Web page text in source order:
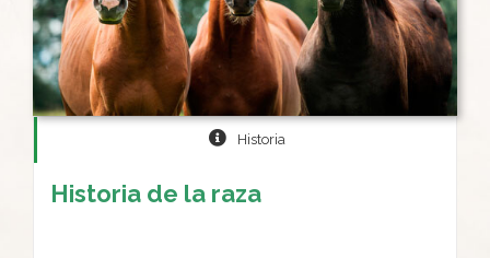
Historia
Historia de la raza